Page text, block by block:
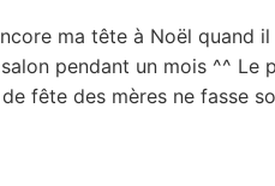
ma tête à Noël quand
pendant un mois ^^ Le
fête des mères ne fasse